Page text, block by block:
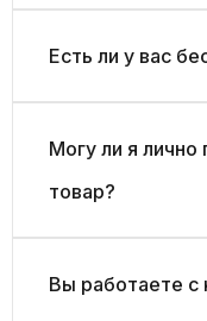
Есть ли у вас
Могу ли я лично
товар?
Вы работаете с